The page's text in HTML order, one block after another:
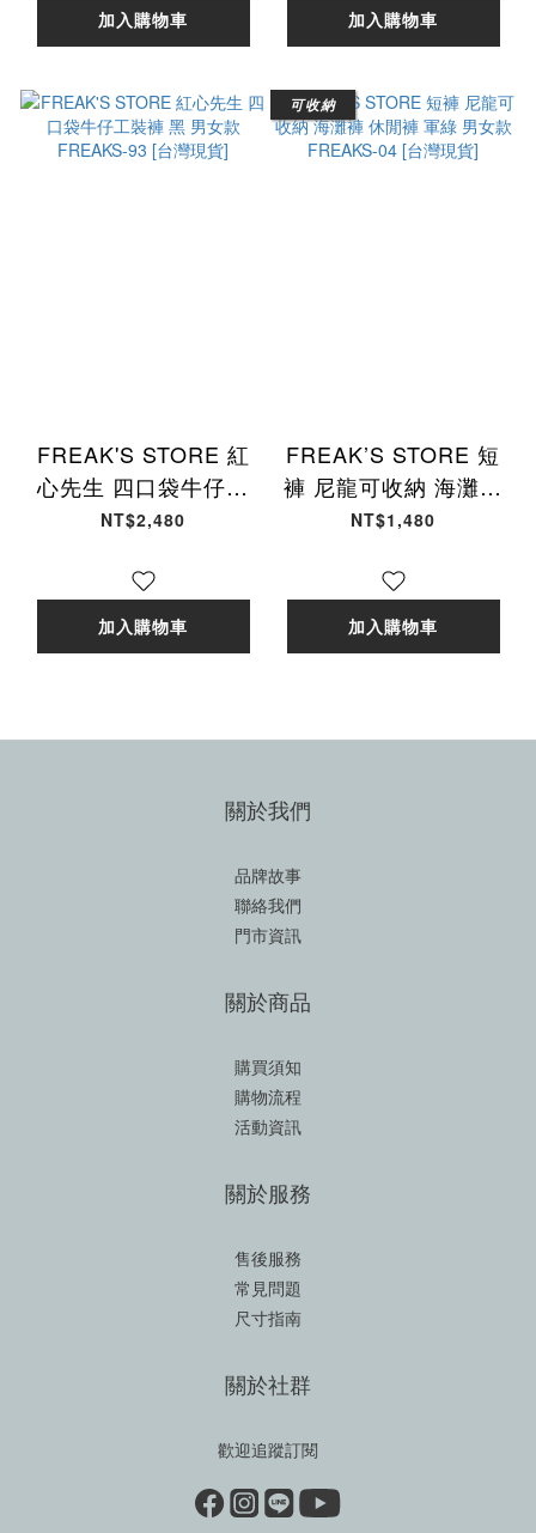
加入購物車 加入購物車
FREAK'S STORE 紅
心先生 四口袋牛仔工
裝褲 黑 男女款
貨]
NT$2,480
加入購物車
可收納
FREAK’S STORE 短
褲 尼龍可收納 海灘褲
休閒褲 軍綠 男女款
貨]
NT$1,480
加入購物車
關於我們
品牌故事
聯絡我們
門市資訊
關於商品
購買須知
購物流程
活動資訊
關於服務
售後服務
常見問題
尺寸指南
關於社群
歡迎追蹤訂閱